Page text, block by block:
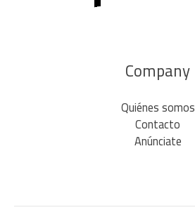
Company
Quiénes somos
Contacto
Anúnciate